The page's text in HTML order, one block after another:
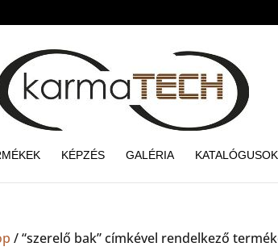
KÉPZÉS GALÉRIA KATALÓGUSOK
/ “szerelő bak” címkével rendelkező